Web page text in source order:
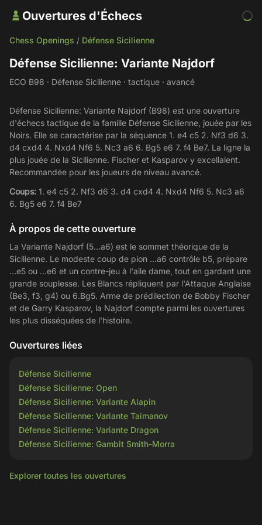
Ouvertures d'Échecs
Chess Openings / Défense Sicilienne
Défense Sicilienne: Variante Najdorf
ECO B98 · Défense Sicilienne · tactique · avancé
Défense Sicilienne: Variante Najdorf (B98) est une ouverture
d'échecs tactique de la famille Défense Sicilienne, jouée par les
Noirs. Elle se caractérise par la séquence 1. e4 c5 2. Nf3 d6 3.
d4 cxd4 4. Nxd4 Nf6 5. Nc3 a6 6. Bg5 e6 7. f4 Be7. La ligne la
plus jouée de la Sicilienne. Fischer et Kasparov y excellaient.
Recommandée pour les joueurs de niveau avancé.
Coups: 1. e4 c5 2. Nf3 d6 3. d4 cxd4 4. Nxd4 Nf6 5. Nc3 a6
6. Bg5 e6 7. f4 Be7
À propos de cette ouverture
La Variante Najdorf (5...a6) est le sommet théorique de la
Sicilienne. Le modeste coup de pion ...a6 contrôle b5, prépare
...e5 ou ...e6 et un contre-jeu à l'aile dame, tout en gardant une
grande souplesse. Les Blancs répliquent par l'Attaque Anglaise
(Be3, f3, g4) ou 6.Bg5. Arme de prédilection de Bobby Fischer
et de Garry Kasparov, la Najdorf compte parmi les ouvertures
les plus disséquées de l'histoire.
Ouvertures liées
Défense Sicilienne
Défense Sicilienne: Open
Défense Sicilienne: Variante Alapin
Défense Sicilienne: Variante Taimanov
Défense Sicilienne: Variante Dragon
Défense Sicilienne: Gambit Smith-Morra
Explorer toutes les ouvertures